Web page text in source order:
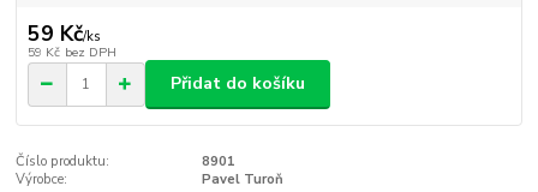
59 Kč/ks
59 Kč bez DPH
Přidat do košíku
Číslo produktu:
8901
Výrobce:
Pavel Turoň